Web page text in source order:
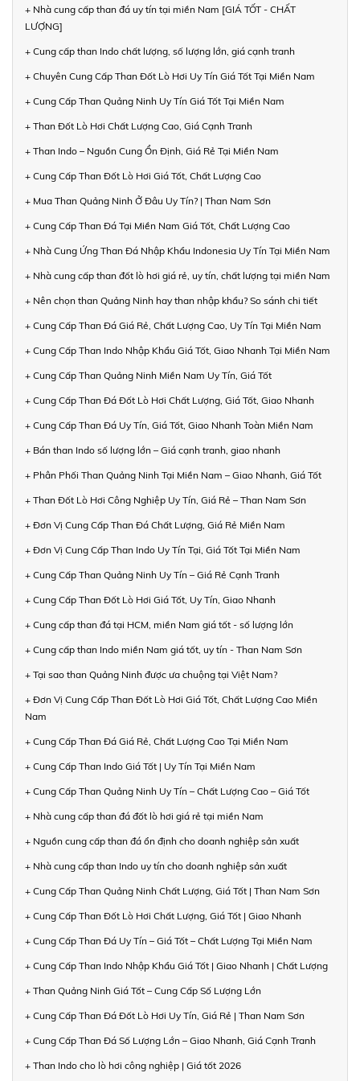
+ Nhà cung cấp than đá uy tín tại miền Nam [GIÁ TỐT - CHẤT
LƯỢNG]
+ Cung cấp than Indo chất lượng, số lượng lớn, giá cạnh tranh
+ Chuyên Cung Cấp Than Đốt Lò Hơi Uy Tín Giá Tốt Tại Miền Nam
+ Cung Cấp Than Quảng Ninh Uy Tín Giá Tốt Tại Miền Nam
+ Than Đốt Lò Hơi Chất Lượng Cao, Giá Cạnh Tranh
+ Than Indo – Nguồn Cung Ổn Định, Giá Rẻ Tại Miền Nam
+ Cung Cấp Than Đốt Lò Hơi Giá Tốt, Chất Lượng Cao
+ Mua Than Quảng Ninh Ở Đâu Uy Tín? | Than Nam Sơn
+ Cung Cấp Than Đá Tại Miền Nam Giá Tốt, Chất Lượng Cao
+ Nhà Cung Ứng Than Đá Nhập Khẩu Indonesia Uy Tín Tại Miền Nam
+ Nhà cung cấp than đốt lò hơi giá rẻ, uy tín, chất lượng tại miền Nam
+ Nên chọn than Quảng Ninh hay than nhập khẩu? So sánh chi tiết
+ Cung Cấp Than Đá Giá Rẻ, Chất Lượng Cao, Uy Tín Tại Miền Nam
+ Cung Cấp Than Indo Nhập Khẩu Giá Tốt, Giao Nhanh Tại Miền Nam
+ Cung Cấp Than Quảng Ninh Miền Nam Uy Tín, Giá Tốt
+ Cung Cấp Than Đá Đốt Lò Hơi Chất Lượng, Giá Tốt, Giao Nhanh
+ Cung Cấp Than Đá Uy Tín, Giá Tốt, Giao Nhanh Toàn Miền Nam
+ Bán than Indo số lượng lớn – Giá cạnh tranh, giao nhanh
+ Phân Phối Than Quảng Ninh Tại Miền Nam – Giao Nhanh, Giá Tốt
+ Than Đốt Lò Hơi Công Nghiệp Uy Tín, Giá Rẻ – Than Nam Sơn
+ Đơn Vị Cung Cấp Than Đá Chất Lượng, Giá Rẻ Miền Nam
+ Đơn Vị Cung Cấp Than Indo Uy Tín Tại, Giá Tốt Tại Miền Nam
+ Cung Cấp Than Quảng Ninh Uy Tín – Giá Rẻ Cạnh Tranh
+ Cung Cấp Than Đốt Lò Hơi Giá Tốt, Uy Tín, Giao Nhanh
+ Cung cấp than đá tại HCM, miền Nam giá tốt - số lượng lớn
+ Cung cấp than Indo miền Nam giá tốt, uy tín - Than Nam Sơn
+ Tại sao than Quảng Ninh được ưa chuộng tại Việt Nam?
+ Đơn Vị Cung Cấp Than Đốt Lò Hơi Giá Tốt, Chất Lượng Cao Miền
Nam
+ Cung Cấp Than Đá Giá Rẻ, Chất Lượng Cao Tại Miền Nam
+ Cung Cấp Than Indo Giá Tốt | Uy Tín Tại Miền Nam
+ Cung Cấp Than Quảng Ninh Uy Tín – Chất Lượng Cao – Giá Tốt
+ Nhà cung cấp than đá đốt lò hơi giá rẻ tại miền Nam
+ Nguồn cung cấp than đá ổn định cho doanh nghiệp sản xuất
+ Nhà cung cấp than Indo uy tín cho doanh nghiệp sản xuất
+ Cung Cấp Than Quảng Ninh Chất Lượng, Giá Tốt | Than Nam Sơn
+ Cung Cấp Than Đốt Lò Hơi Chất Lượng, Giá Tốt | Giao Nhanh
+ Cung Cấp Than Đá Uy Tín – Giá Tốt – Chất Lượng Tại Miền Nam
+ Cung Cấp Than Indo Nhập Khẩu Giá Tốt | Giao Nhanh | Chất Lượng
+ Than Quảng Ninh Giá Tốt – Cung Cấp Số Lượng Lớn
+ Cung Cấp Than Đá Đốt Lò Hơi Uy Tín, Giá Rẻ | Than Nam Sơn
+ Cung Cấp Than Đá Số Lượng Lớn – Giao Nhanh, Giá Cạnh Tranh
+ Than Indo cho lò hơi công nghiệp | Giá tốt 2026